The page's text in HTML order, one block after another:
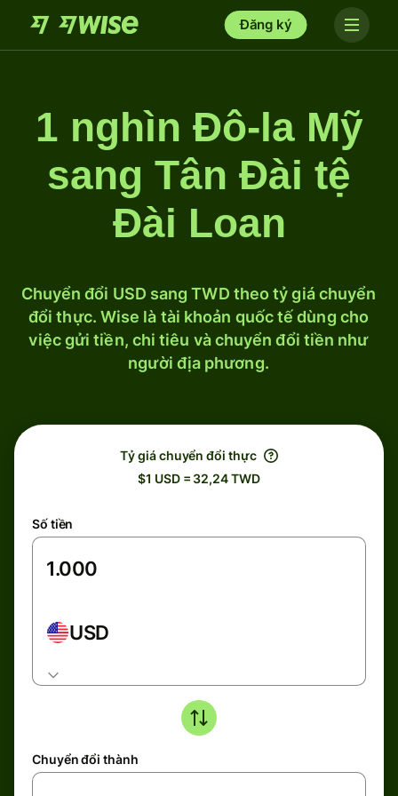
Đăng ký
1 nghìn Đô-la Mỹ
sang Tân Đài tệ
Đài Loan
Chuyển đổi USD sang TWD theo tỷ giá chuyển
đổi thực. Wise là tài khoản quốc tế dùng cho
việc gửi tiền, chi tiêu và chuyển đổi tiền như
người địa phương.
Tỷ giá chuyển đổi thực
$1 USD = 32,24 TWD
Số tiền
USD
Chuyển đổi thành